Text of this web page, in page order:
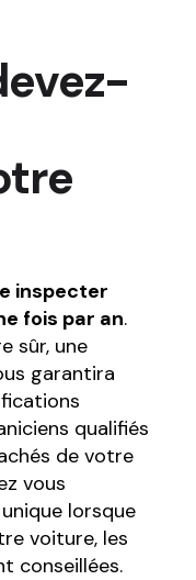
inspecter
fois par an.
sûr, une
garantira
qualifiés
de votre
vous
lorsque
voiture, les
conseillées.